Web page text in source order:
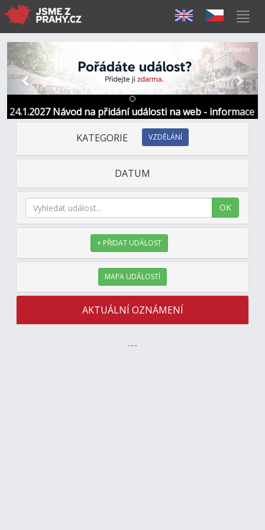
24.1.2027 Návod na přidání události na web - informace
a kontakt
Předchozí Další
Sponzorováno
KATEGORIE VZDĚLÁNÍ
DATUM
OK
+ PŘIDAT UDÁLOST
MAPA UDÁLOSTÍ
AKTUÁLNÍ OZNÁMENÍ
---